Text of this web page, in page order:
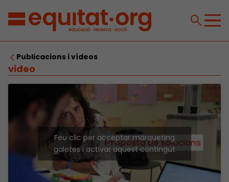
Publicacions i vídeos
video
Feu clic per acceptar màrqueting
galetes i activar aquest contingut